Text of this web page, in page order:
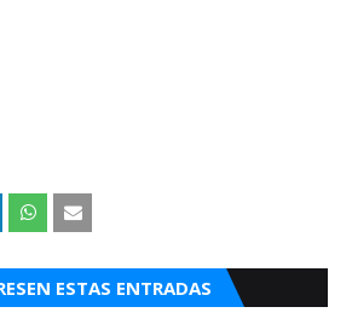
ESTAS ENTRADAS